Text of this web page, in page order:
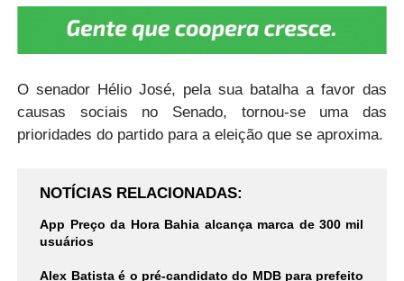
O senador Hélio José, pela sua batalha a favor das
causas sociais no Senado, tornou-se uma das
prioridades do partido para a eleição que se aproxima.
NOTÍCIAS RELACIONADAS
App Preço da Hora Bahia alcança marca de 300 mil
usuários
Alex Batista é o pré-candidato do MDB para prefeito